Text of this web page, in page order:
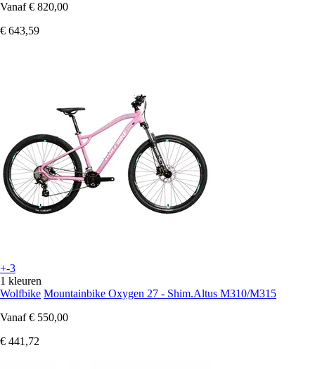
Vanaf € 820,00
€ 643,59
+-3
1 kleuren
Wolfbike Mountainbike Oxygen 27 - Shim.Altus M310/M315
Vanaf € 550,00
€ 441,72